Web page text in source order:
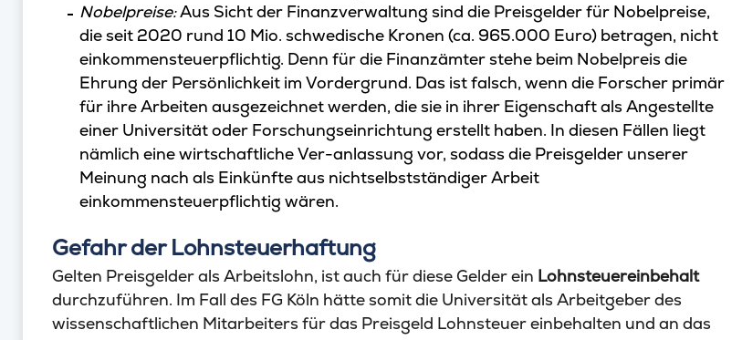
Nobelpreise:Aus Sicht der Finanzverwaltung sind die Preisgelder für Nobelpreise,
die seit 2020 rund 10 Mio. schwedische Kronen (ca. 965.000 Euro) betragen, nicht
einkommensteuerpflichtig. Denn für die Finanzämter stehe beim Nobelpreis die
Ehrung der Persönlichkeit im Vordergrund. Das ist falsch, wenn die Forscher primär
für ihre Arbeiten ausgezeichnet werden, die sie in ihrer Eigenschaft als Angestellte
einer Universität oder Forschungseinrichtung erstellt haben. In diesen Fällen liegt
nämlich eine wirtschaftliche Ver-anlassung vor, sodass die Preisgelder unserer
Meinung nach als Einkünfte aus nichtselbstständiger Arbeit
einkommensteuerpflichtig wären.
Gefahr der Lohnsteuerhaftung
Gelten Preisgelder als Arbeitslohn, ist auch für diese Gelder ein Lohnsteuereinbehalt
durchzuführen. Im Fall des FG Köln hätte somit die Universität als Arbeitgeber des
wissenschaftlichen Mitarbeiters für das Preisgeld Lohnsteuer einbehalten und an das